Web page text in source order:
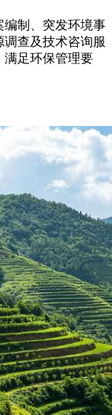
编制、突发环境事
查及技术咨询服
满足环保管理要